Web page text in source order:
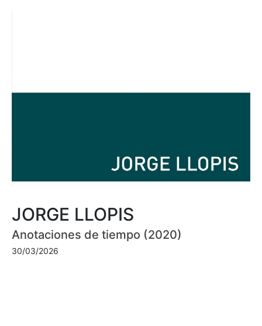
JORGE LLOPIS
Anotaciones de tiempo (2020)
30/03/2026